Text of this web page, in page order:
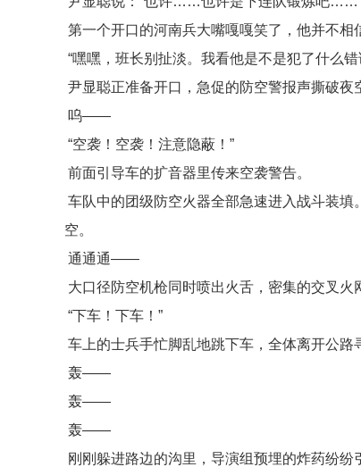
第一个开口的河南兵大嘴嘎嘎笑了，他并不相
“嘿嘿，班长别扯淡。我看他是不是犯了什么
尹显聪正准备开口，急促的防空警报声撕破夜
呜——
“空袭！空袭！注意隐蔽！”
前面引导车的扩音器里传来空袭警告。
车队中的团级防空火器全部急速进入战斗装
空。
通通通——
大口径防空机枪同时喷出火舌，密集的交叉火
“下车！下车！”
车上的士兵手忙脚乱地跳下车，全体离开公路
轰——
轰——
轰——
刚刚躲进路边的沟里，导演组预埋的炸药纷